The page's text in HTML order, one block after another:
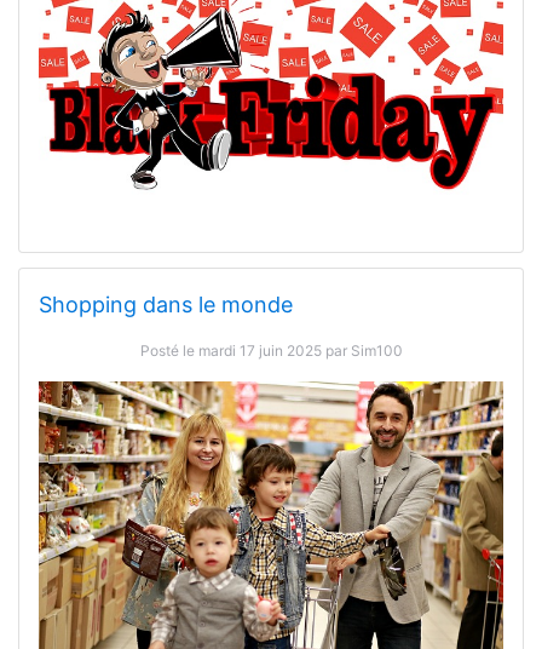
Shopping dans le monde
Posté le mardi 17 juin 2025 par Sim100